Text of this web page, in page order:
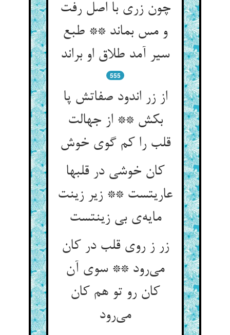
چون زری با اصل رفت
و مس بماند ** طبع
سیر آمد طلاق او براند
555
از زر اندود صفاتش پا
بکش ** از جهالت
قلب را کم گوی خوش
کان خوشی در قلبها
عاریتست ** زیر زینت
مایه‌ی بی زینتست
زر ز روی قلب در کان
می‌رود ** سوی آن
کان رو تو هم کان
می‌رود